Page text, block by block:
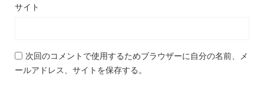
サイト
次回のコメントで使用するためブラウザーに自分の名前、メ
ールアドレス、サイトを保存する。